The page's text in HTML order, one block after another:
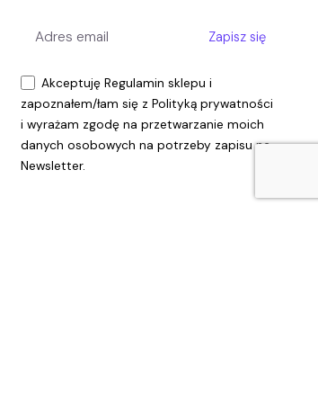
Odbiorcy Przemoc Rodzice Ulotka
Dodaj do koszyka
Zapisz się
Akceptuję Regulamin sklepu i
zapoznałem/łam się z Polityką prywatności
i wyrażam zgodę na przetwarzanie moich
danych osobowych na potrzeby zapisu na
Newsletter.